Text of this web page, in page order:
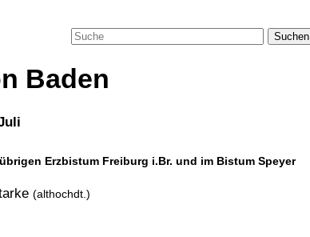
Suchen
Baden
Erzbistum Freiburg i.Br. und im Bistum Speyer
(althochdt.)